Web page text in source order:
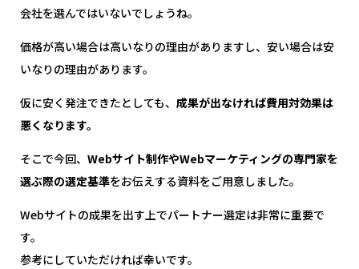
会社を選んではいないでしょうね。
価格が高い場合は高いなりの理由がありますし、安い場合は安
いなりの理由があります。
仮に安く発注できたとしても、成果が出なければ費用対効果は
悪くなります。
そこで今回、Webサイト制作やWebマーケティングの専門家を
選ぶ際の選定基準をお伝えする資料をご用意しました。
Webサイトの成果を出す上でパートナー選定は非常に重要で
す。
参考にしていただければ幸いです。